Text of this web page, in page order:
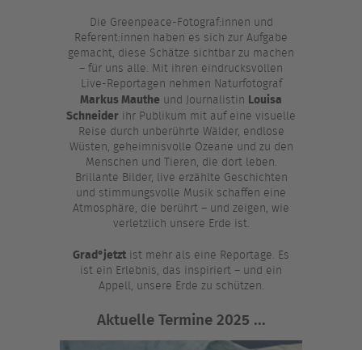
Die Greenpeace-Fotograf:innen und
Referent:innen haben es sich zur Aufgabe
gemacht, diese Schätze sichtbar zu machen
– für uns alle. Mit ihren eindrucksvollen
Live-Reportagen nehmen Naturfotograf
Markus Mauthe und Journalistin Louisa
Schneider ihr Publikum mit auf eine visuelle
Reise durch unberührte Wälder, endlose
Wüsten, geheimnisvolle Ozeane und zu den
Menschen und Tieren, die dort leben.
Brillante Bilder, live erzählte Geschichten
und stimmungsvolle Musik schaffen eine
Atmosphäre, die berührt – und zeigen, wie
verletzlich unsere Erde ist.
Grad°jetzt ist mehr als eine Reportage. Es
ist ein Erlebnis, das inspiriert – und ein
Appell, unsere Erde zu schützen.
Aktuelle Termine 2025 ...